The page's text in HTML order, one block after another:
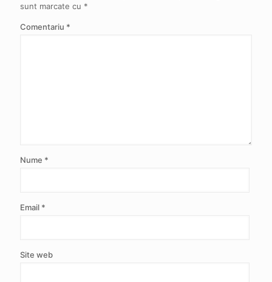
sunt marcate cu *
Comentariu *
Nume *
Email *
Site web